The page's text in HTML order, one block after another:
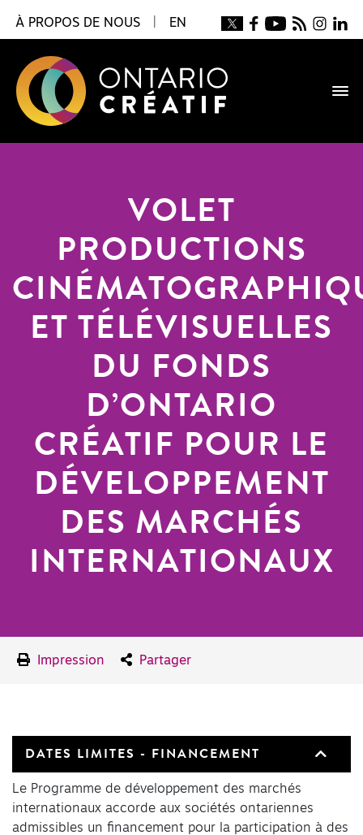
À PROPOS DE NOUS EN
VOLET
PRODUCTIONS
ET TÉLÉVISUELLES
DU FONDS
D’ONTARIO
CRÉATIF POUR LE
DÉVELOPPEMENT
DES MARCHÉS
INTERNATIONAUX
Impression Partager
DATES LIMITES - FINANCEMENT
Le Programme de développement des marchés
internationaux accorde aux sociétés ontariennes
admissibles un financement pour la participation à des